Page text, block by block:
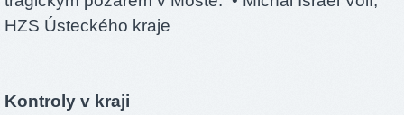
HZS Ústeckého kraje
Kontroly v kraji